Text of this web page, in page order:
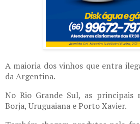
A maioria dos vinhos que entra
da Argentina.
No Rio Grande Sul, as principais
Borja, Uruguaiana e Porto Xavier.